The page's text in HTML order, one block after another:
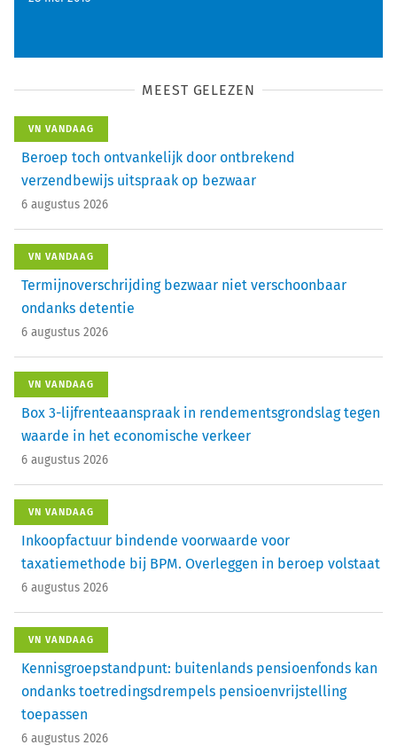
MEEST GELEZEN
VN VANDAAG
Beroep toch ontvankelijk door ontbrekend
verzendbewijs uitspraak op bezwaar
6 augustus 2026
VN VANDAAG
Termijnoverschrijding bezwaar niet verschoonbaar
ondanks detentie
6 augustus 2026
VN VANDAAG
Box 3-lijfrenteaanspraak in rendementsgrondslag tegen
waarde in het economische verkeer
6 augustus 2026
VN VANDAAG
Inkoopfactuur bindende voorwaarde voor
taxatiemethode bij BPM. Overleggen in beroep volstaat
6 augustus 2026
VN VANDAAG
Kennisgroepstandpunt: buitenlands pensioenfonds kan
ondanks toetredingsdrempels pensioenvrijstelling
toepassen
6 augustus 2026